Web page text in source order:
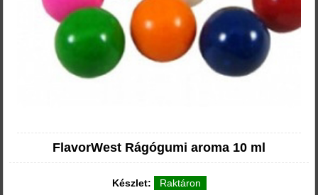
FlavorWest Rágógumi aroma 10 ml
Készlet: Raktáron